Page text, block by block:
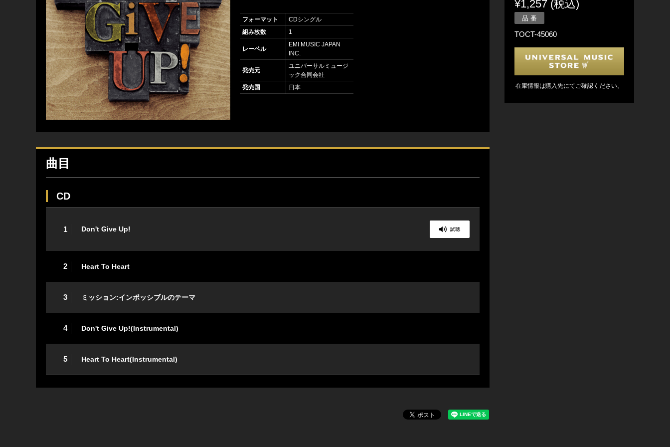
フォーマット
CDシングル
組み枚数
1
レーベル
EMI MUSIC JAPAN
INC.
発売元
ユニバーサルミュージ
ック合同会社
発売国
日本
曲目
CD
1 Don't Give Up!
2 Heart To Heart
3 ミッション:インポッシブルのテーマ
4 Don't Give Up!(Instrumental)
5 Heart To Heart(Instrumental)
¥1,257 (税込)
品 番
TOCT-45060
在庫情報は購入先にてご確認ください。